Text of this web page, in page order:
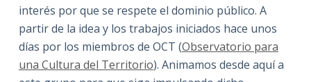
interés por que se respete el dominio público. A
partir de la idea y los trabajos iniciados hace unos
días por los miembros de OCT (Observatorio para
una Cultura del Territorio). Animamos desde aquí a